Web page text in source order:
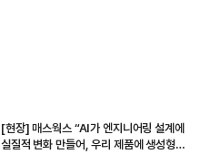
[현장] 매스웍스 “AI가 엔지니어링 설계에
실질적 변화 만들어, 우리 제품에 생성형